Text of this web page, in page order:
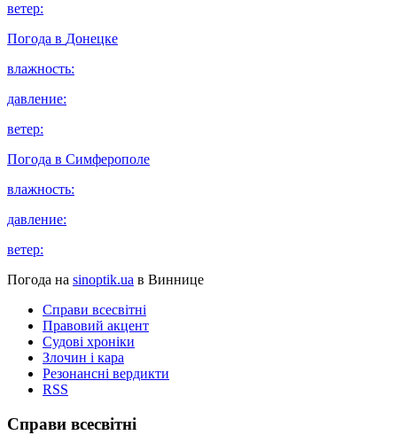
ветер:
Погода в Донецке
влажность:
давление:
ветер:
Погода в Симферополе
влажность:
давление:
ветер:
Погода на sinoptik.ua в Виннице
Справи всесвітні
Правовий акцент
Судові хроніки
Злочин і кара
Резонансні вердикти
RSS
Справи всесвітні